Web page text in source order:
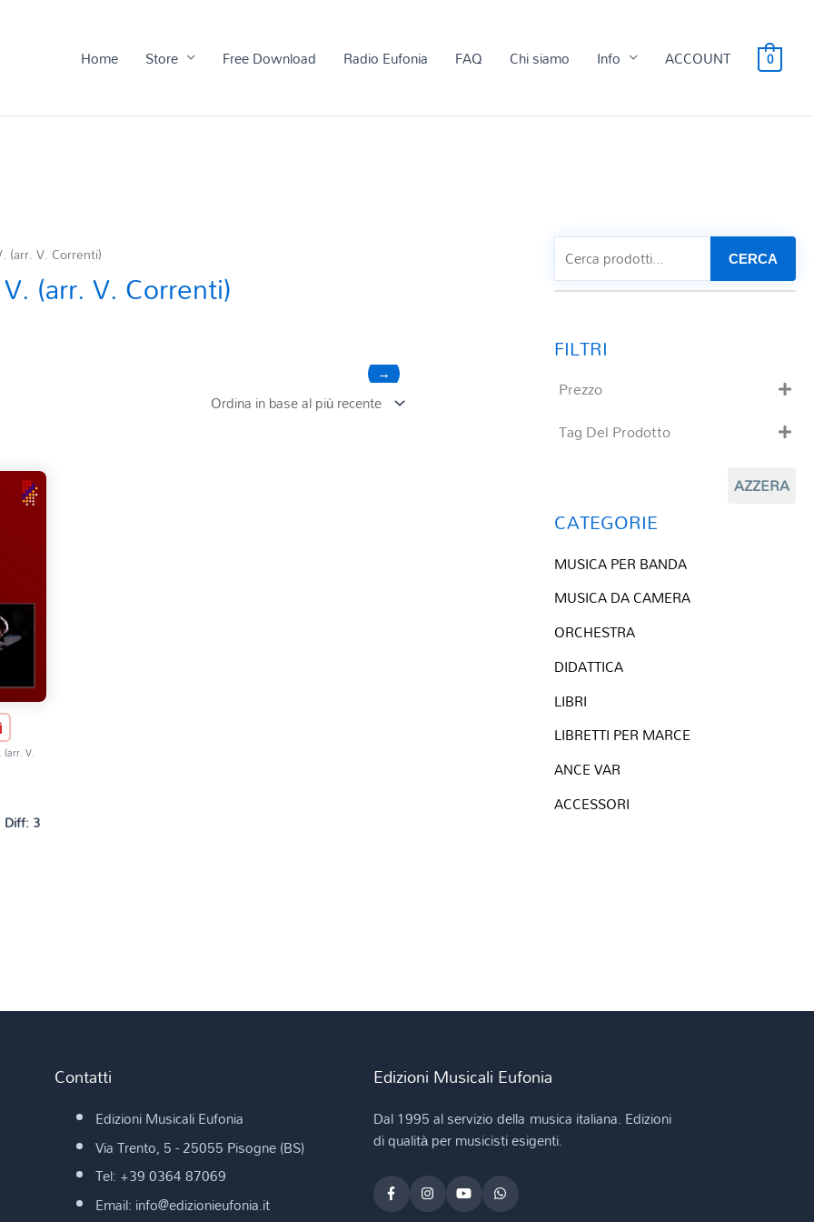
Home Store Free Download Radio Eufonia FAQ Chi siamo Info ACCOUNT 0
(arr. V. Correnti)
(arr. V. Correnti)
→
(arr. V.
Diff: 3
CERCA
Prezzo
Tag Del Prodotto
Composizioni originali
QR base
QR esecuzione
AZZERA
CATEGORIE
MUSICA PER BANDA
MUSICA DA CAMERA
ORCHESTRA
DIDATTICA
LIBRI
LIBRETTI PER MARCE
ANCE VAR
ACCESSORI
Contatti
Edizioni Musicali Eufonia
Via Trento, 5 - 25055 Pisogne (BS)
Tel: +39 0364 87069
Email: info@edizionieufonia.it
Edizioni Musicali Eufonia
Dal 1995 al servizio della musica italiana. Edizioni
di qualità per musicisti esigenti.